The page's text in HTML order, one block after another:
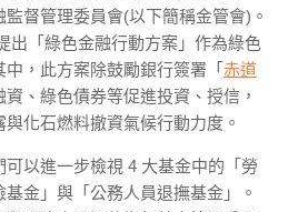
監督管理委員會(以下簡稱金管會)。
出「綠色金融行動方案」作為綠色
，此方案除鼓勵銀行簽署「 赤道
、綠色債券等促進投資、授信，
化石燃料撤資氣候行動力度。
以進一步檢視 4 大基金中的「勞
金」與「公務人員退撫基金」。